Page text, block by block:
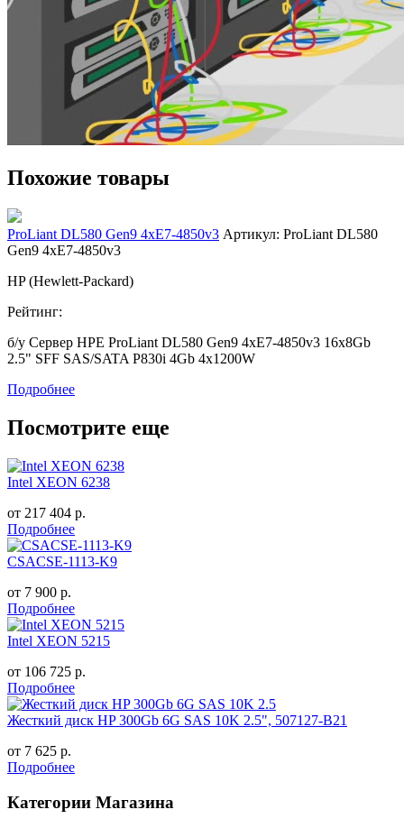
Похожие товары
ProLiant DL580 Gen9 4xE7-4850v3 Артикул: ProLiant DL580
Gen9 4xE7-4850v3
HP (Hewlett-Packard)
Рейтинг:
б/у Сервер HPE ProLiant DL580 Gen9 4xE7-4850v3 16x8Gb
2.5" SFF SAS/SATA P830i 4Gb 4x1200W
Подробнее
Посмотрите еще
Intel XEON 6238
от 217 404 р.
Подробнее
CSACSE-1113-K9
от 7 900 р.
Подробнее
Intel XEON 5215
от 106 725 р.
Подробнее
Жесткий диск HP 300Gb 6G SAS 10K 2.5", 507127-B21
от 7 625 р.
Подробнее
Категории Магазина